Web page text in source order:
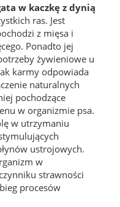
w kaczkę z dynią
ras. Jest
z mięsa i
Ponadto jej
żywieniowe u
karmy odpowiada
naturalnych
pochodzące
w organizmie psa.
w utrzymaniu
ustrojowych.
w
strawności
procesów